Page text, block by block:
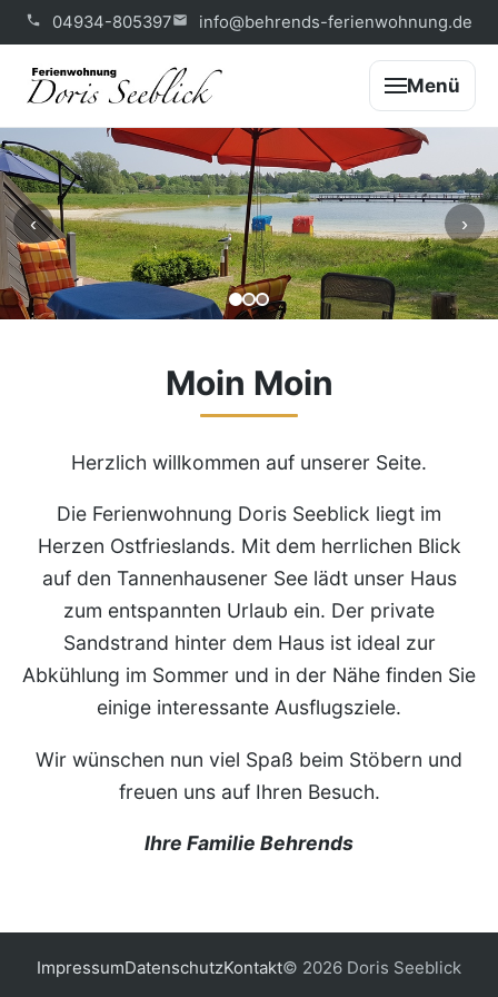
04934-805397 info@behrends-ferienwohnung.de
Menü
‹ ›
Moin Moin
Herzlich willkommen auf unserer Seite.
Die Ferienwohnung Doris Seeblick liegt im
Herzen Ostfrieslands. Mit dem herrlichen Blick
auf den Tannenhausener See lädt unser Haus
zum entspannten Urlaub ein. Der private
Sandstrand hinter dem Haus ist ideal zur
Abkühlung im Sommer und in der Nähe finden Sie
einige interessante Ausflugsziele.
Wir wünschen nun viel Spaß beim Stöbern und
freuen uns auf Ihren Besuch.
Ihre Familie Behrends
ImpressumDatenschutzKontakt© 2026 Doris Seeblick